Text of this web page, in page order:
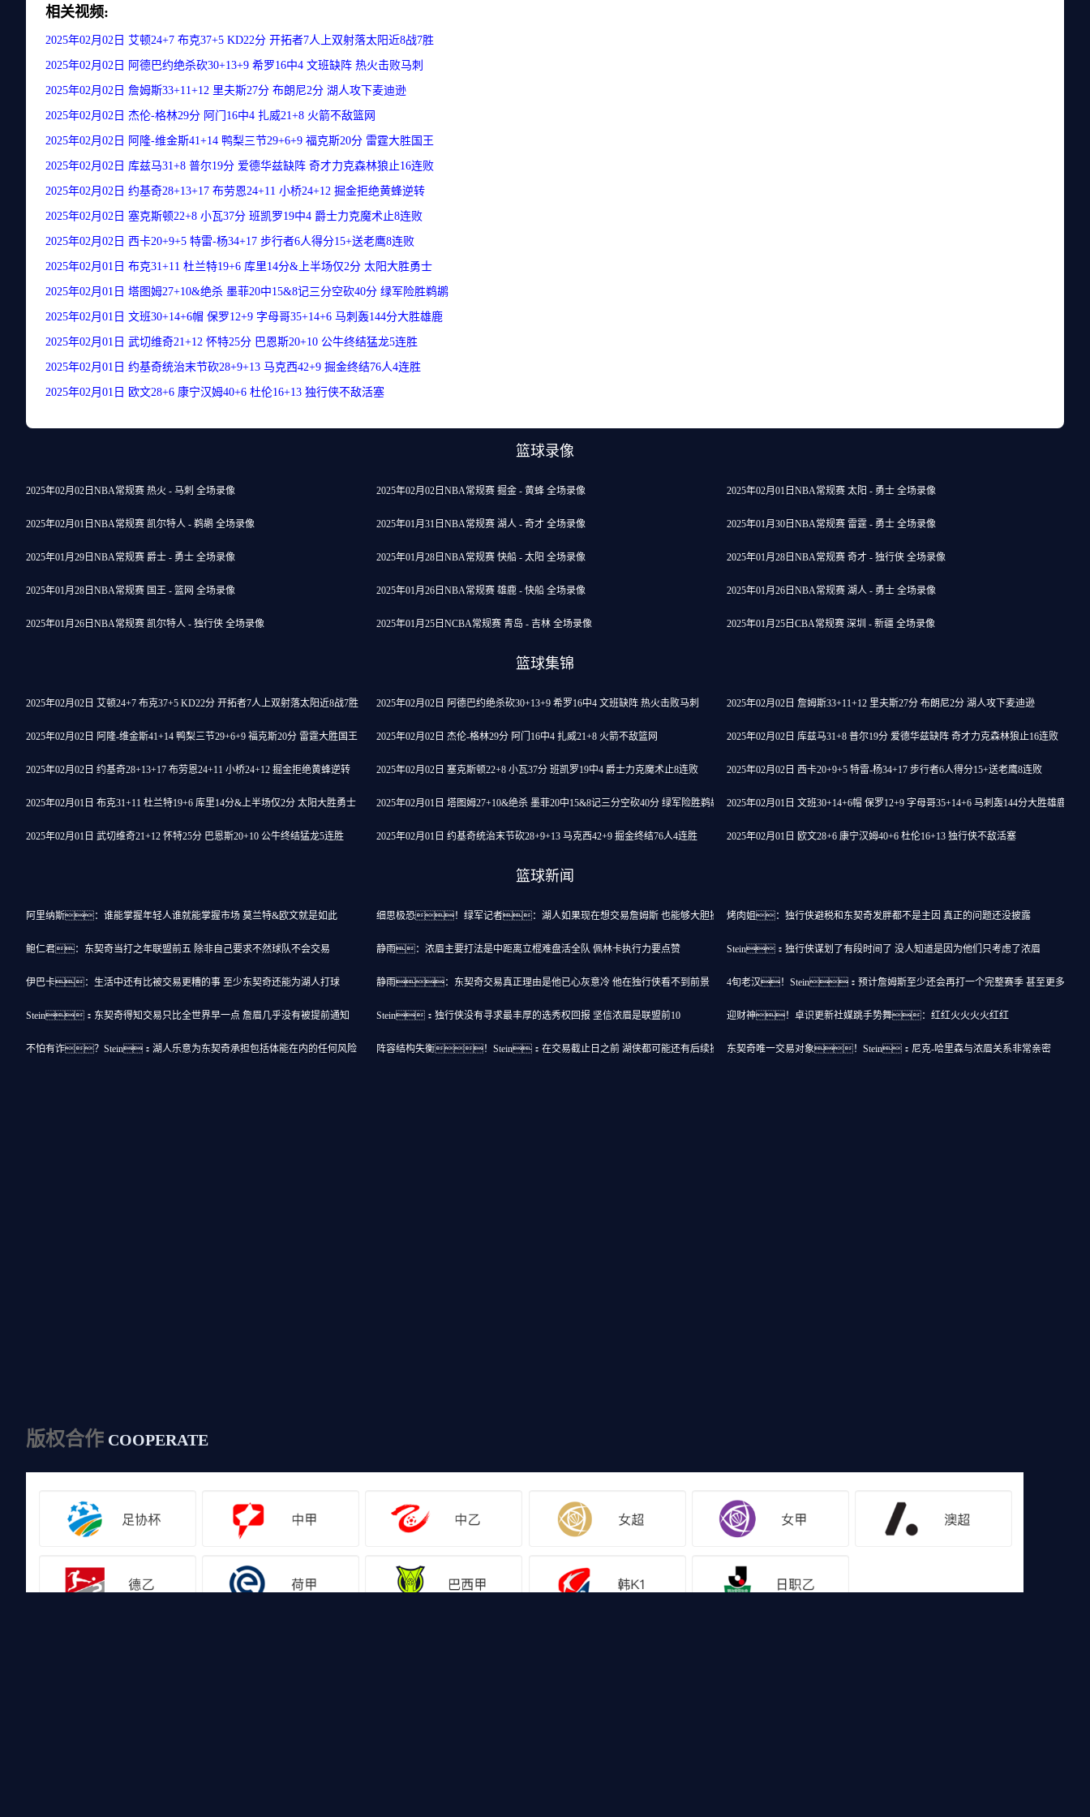
相关视频:
2025年02月02日 艾顿24+7 布克37+5 KD22分 开拓者7人上双射落太阳近8战7胜
2025年02月02日 阿德巴约绝杀砍30+13+9 希罗16中4 文班缺阵 热火击败马刺
2025年02月02日 詹姆斯33+11+12 里夫斯27分 布朗尼2分 湖人攻下麦迪逊
2025年02月02日 杰伦-格林29分 阿门16中4 扎威21+8 火箭不敌篮网
2025年02月02日 阿隆-维金斯41+14 鸭梨三节29+6+9 福克斯20分 雷霆大胜国王
2025年02月02日 库兹马31+8 普尔19分 爱德华兹缺阵 奇才力克森林狼止16连败
2025年02月02日 约基奇28+13+17 布劳恩24+11 小桥24+12 掘金拒绝黄蜂逆转
2025年02月02日 塞克斯顿22+8 小瓦37分 班凯罗19中4 爵士力克魔术止8连败
2025年02月02日 西卡20+9+5 特雷-杨34+17 步行者6人得分15+送老鹰8连败
2025年02月01日 布克31+11 杜兰特19+6 库里14分&上半场仅2分 太阳大胜勇士
2025年02月01日 塔图姆27+10&绝杀 墨菲20中15&8记三分空砍40分 绿军险胜鹈鹕
2025年02月01日 文班30+14+6帽 保罗12+9 字母哥35+14+6 马刺轰144分大胜雄鹿
2025年02月01日 武切维奇21+12 怀特25分 巴恩斯20+10 公牛终结猛龙5连胜
2025年02月01日 约基奇统治末节砍28+9+13 马克西42+9 掘金终结76人4连胜
2025年02月01日 欧文28+6 康宁汉姆40+6 杜伦16+13 独行侠不敌活塞
篮球录像
2025年02月02日NBA常规赛 热火 - 马刺 全场录像 2025年02月02日NBA常规赛 掘金 - 黄蜂 全场录像 2025年02月01日NBA常规赛 太阳 - 勇士 全场录像
2025年02月01日NBA常规赛 凯尔特人 - 鹈鹕 全场录像 2025年01月31日NBA常规赛 湖人 - 奇才 全场录像 2025年01月30日NBA常规赛 雷霆 - 勇士 全场录像
2025年01月29日NBA常规赛 爵士 - 勇士 全场录像 2025年01月28日NBA常规赛 快船 - 太阳 全场录像 2025年01月28日NBA常规赛 奇才 - 独行侠 全场录像
2025年01月28日NBA常规赛 国王 - 篮网 全场录像 2025年01月26日NBA常规赛 雄鹿 - 快船 全场录像 2025年01月26日NBA常规赛 湖人 - 勇士 全场录像
2025年01月26日NBA常规赛 凯尔特人 - 独行侠 全场录像 2025年01月25日NCBA常规赛 青岛 - 吉林 全场录像 2025年01月25日CBA常规赛 深圳 - 新疆 全场录像
篮球集锦
2025年02月02日 艾顿24+7 布克37+5 KD22分 开拓者7人上双射落太阳近8战7胜 2025年02月02日 阿德巴约绝杀砍30+13+9 希罗16中4 文班缺阵 热火击败马刺 2025年02月02日 詹姆斯33+11+12 里夫斯27分 布朗尼2分 湖人攻下麦迪逊
2025年02月02日 阿隆-维金斯41+14 鸭梨三节29+6+9 福克斯20分 雷霆大胜国王 2025年02月02日 杰伦-格林29分 阿门16中4 扎威21+8 火箭不敌篮网 2025年02月02日 库兹马31+8 普尔19分 爱德华兹缺阵 奇才力克森林狼止16连败
2025年02月02日 约基奇28+13+17 布劳恩24+11 小桥24+12 掘金拒绝黄蜂逆转 2025年02月02日 塞克斯顿22+8 小瓦37分 班凯罗19中4 爵士力克魔术止8连败 2025年02月02日 西卡20+9+5 特雷-杨34+17 步行者6人得分15+送老鹰8连败
2025年02月01日 布克31+11 杜兰特19+6 库里14分&上半场仅2分 太阳大胜勇士 2025年02月01日 塔图姆27+10&绝杀 墨菲20中15&8记三分空砍40分 绿军险胜鹈鹕 2025年02月01日 文班30+14+6帽 保罗12+9 字母哥35+14+6 马刺轰144分大胜雄鹿
2025年02月01日 武切维奇21+12 怀特25分 巴恩斯20+10 公牛终结猛龙5连胜 2025年02月01日 约基奇统治末节砍28+9+13 马克西42+9 掘金终结76人4连胜 2025年02月01日 欧文28+6 康宁汉姆40+6 杜伦16+13 独行侠不敌活塞
篮球新闻
阿里纳斯：谁能掌握年轻人谁就能掌握市场 莫兰特&欧文就是如此 细思极恐！绿军记者：湖人如果现在想交易詹姆斯 也能够大胆操作烤肉姐：独行侠避税和东契奇发胖都不是主因 真正的问题还没披露
鲍仁君：东契奇当打之年联盟前五 除非自己要求不然球队不会交易 静雨：浓眉主要打法是中距离立棍难盘活全队 佩林卡执行力要点赞 Stein：独行侠谋划了有段时间了 没人知道是因为他们只考虑了浓眉
伊巴卡：生活中还有比被交易更糟的事 至少东契奇还能为湖人打球 静雨：东契奇交易真正理由是他已心灰意冷 他在独行侠看不到前景 4旬老汉！Stein：预计詹姆斯至少还会再打一个完整赛季 甚至更多
Stein：东契奇得知交易只比全世界早一点 詹眉几乎没有被提前通知 Stein：独行侠没有寻求最丰厚的选秀权回报 坚信浓眉是联盟前10 迎财神！卓识更新社媒跳手势舞：红红火火火火红红
不怕有诈？Stein：湖人乐意为东契奇承担包括体能在内的任何风险 阵容结构失衡！Stein：在交易截止日之前 湖侠都可能还有后续操作东契奇唯一交易对象！Stein：尼克-哈里森与浓眉关系非常亲密
版权合作 COOPERATE